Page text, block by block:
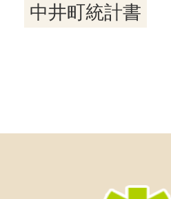
中井町統計書